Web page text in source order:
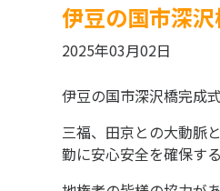
伊豆の国市深
2025年03月02日
伊豆の国市深沢橋完成
三福、田京との大動脈
勤に安心安全を確保す